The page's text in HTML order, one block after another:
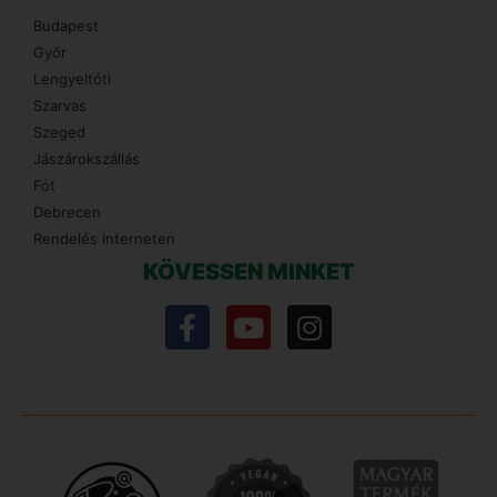
Budapest
Győr
Lengyeltóti
Szarvas
Szeged
Jászárokszállás
Fót
Debrecen
Rendelés interneten
KÖVESSEN MINKET